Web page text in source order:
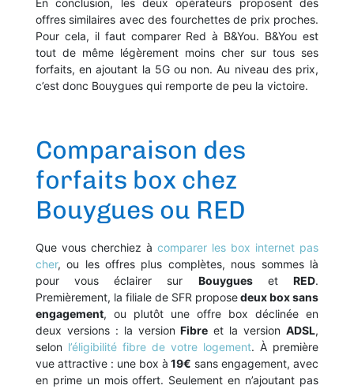
En conclusion, les deux opérateurs proposent des
offres similaires avec des fourchettes de prix proches.
Pour cela, il faut comparer Red à B&You. B&You est
tout de même légèrement moins cher sur tous ses
forfaits, en ajoutant la 5G ou non. Au niveau des prix,
c’est donc Bouygues qui remporte de peu la victoire.
Comparaison des
forfaits box chez
Bouygues ou RED
Que vous cherchiez à comparer les box internet pas
cher, ou les offres plus complètes, nous sommes là
pour vous éclairer sur BouyguesetRED.
Premièrement, la filiale de SFR proposedeux box sans
engagement, ou plutôt une offre box déclinée en
deux versions : la versionFibre et la versionADSL,
selon l’éligibilité fibre de votre logement. À première
vue attractive : une box à 19€ sans engagement, avec
en prime un mois offert. Seulement en n’ajoutant pas